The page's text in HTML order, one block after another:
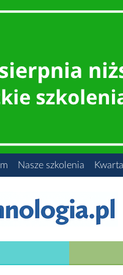
Nasze szkolenia